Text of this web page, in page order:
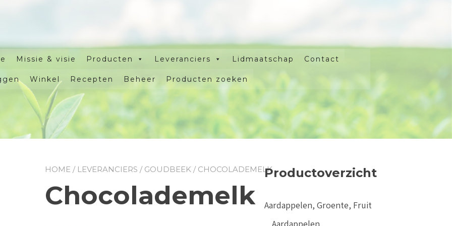
Missie & visie Producten Leveranciers Lidmaatschap Contact
Winkel Recepten Beheer Producten zoeken
HOME / LEVERANCIERS / GOUDBEEK / CHOCOLADEMELK
Chocolademelk
Productoverzicht
Aardappelen, Groente, Fruit